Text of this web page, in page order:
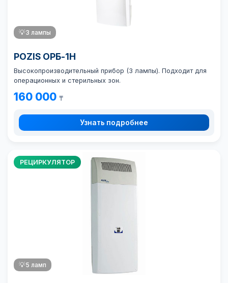
💡3 лампы
POZIS ОРБ-1Н
Высокопроизводительный прибор (3 лампы). Подходит для
операционных и стерильных зон.
160 000 ₸
Узнать подробнее
РЕЦИРКУЛЯТОР
💡5 ламп